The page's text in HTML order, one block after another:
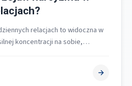
relacjach to widoczna w
koncentracji na sobie,